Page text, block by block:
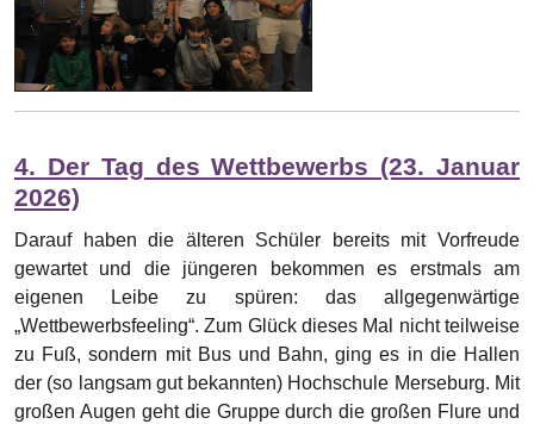
zu Fuß, sondern mit Bus und Bahn, ging es in die Hallen
der (so langsam gut bekannten) Hochschule Merseburg. Mit
großen Augen geht die Gruppe durch die großen Flure und
funktioniert sogar!!! Im Vorbereitungsraum angekommen, ist
dem Team jedoch keine Verschnaufpause gegönnt. Sie
sind die erste Gruppe, die sich vor der Jury mit ihren
Präsentationen beweisen muss.